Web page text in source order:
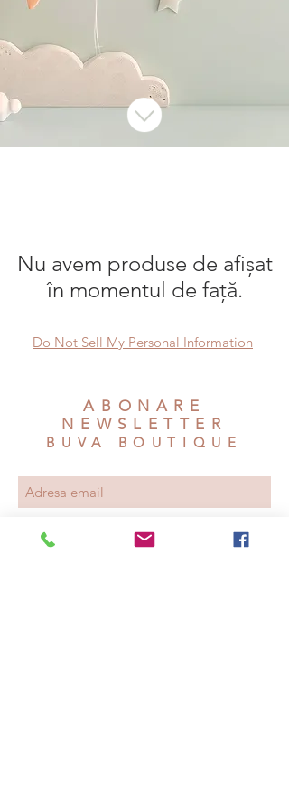
Nu avem produse de afișat
în momentul de față.
Do Not Sell My Personal Information
ABONARE
NEWSLETTER
BUVA BOUTIQUE